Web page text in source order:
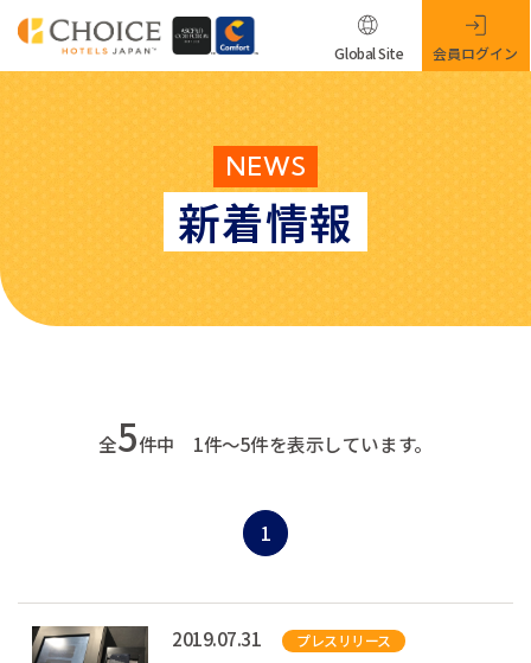
NEWS
新着情報
Global Site 会員ログイン
全5件中 1件～5件を表示しています。
1
2019.07.31 プレスリリース